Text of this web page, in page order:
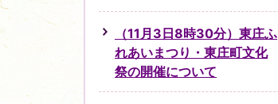
（11月3日8時30分）東庄ふ
れあいまつり・東庄町文化
祭の開催について